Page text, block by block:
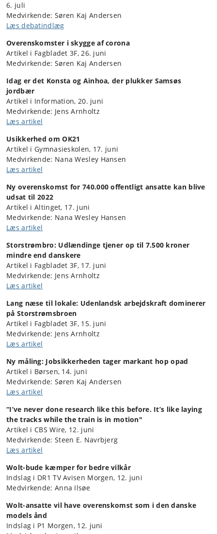
6. juli
Medvirkende: Søren Kaj Andersen
Læs debatindlæg
Overenskomster i skygge af corona
Artikel i Fagbladet 3F, 26. juni
Medvirkende: Søren Kaj Andersen
Idag er det Konsta og Ainhoa, der plukker Samsøs
jordbær
Artikel i Information, 20. juni
Medvirkende: Jens Arnholtz
Læs artikel
Usikkerhed om OK21
Artikel i Gymnasieskolen, 17. juni
Medvirkende: Nana Wesley Hansen
Læs artikel
Ny overenskomst for 740.000 offentligt ansatte kan blive
udsat til 2022
Artikel i Altinget, 17. juni
Medvirkende: Nana Wesley Hansen
Læs artikel
Storstrømbro: Udlændinge tjener op til 7.500 kroner
mindre end danskere
Artikel i Fagbladet 3F, 17. juni
Medvirkende: Jens Arnholtz
Læs artikel
Lang næse til lokale: Udenlandsk arbejdskraft dominerer
på Storstrømsbroen
Artikel i Fagbladet 3F, 15. juni
Medvirkende: Jens Arnholtz
Læs artikel
Ny måling: Jobsikkerheden tager markant hop opad
Artikel i Børsen, 14. juni
Medvirkende: Søren Kaj Andersen
Læs artikel
“I’ve never done research like this before. It’s like laying
the tracks while the train is in motion"
Artikel i CBS Wire, 12. juni
Medvirkende: Steen E. Navrbjerg
Læs artikel
Wolt-bude kæmper for bedre vilkår
Indslag i DR1 TV Avisen Morgen, 12. juni
Medvirkende: Anna Ilsøe
Wolt-ansatte vil have overenskomst som i den danske
models ånd
Indslag i P1 Morgen, 12. juni